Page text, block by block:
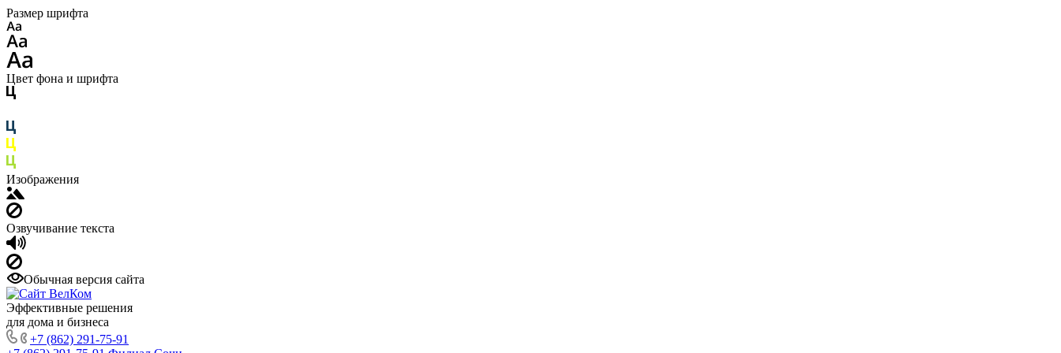
Размер шрифта
Цвет фона и шрифта
Изображения
Озвучивание текста
Обычная версия сайта
Эффективные решения
для дома и бизнеса
+7 (862) 291-75-91